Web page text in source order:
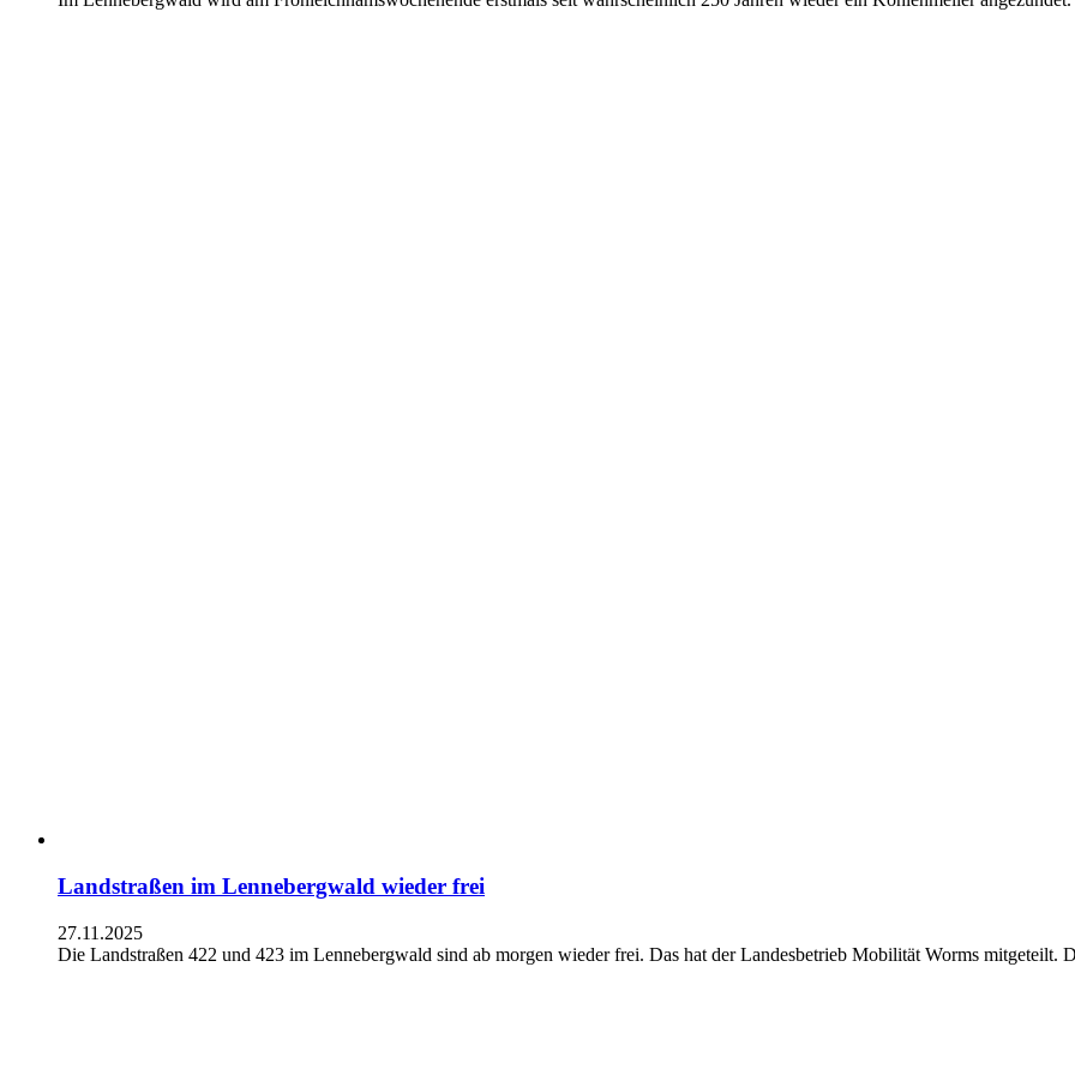
Landstraßen im Lennebergwald wieder frei
27.11.2025
Die Landstraßen 422 und 423 im Lennebergwald sind ab morgen wieder frei. Das hat der Landesbetrieb Mobilität Worms mitgeteilt.